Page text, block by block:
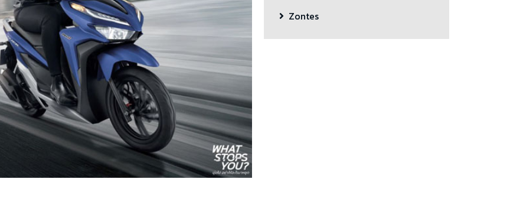
Zontes